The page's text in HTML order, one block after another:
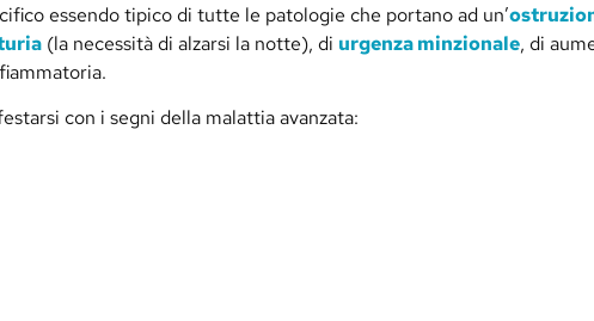
essendo tipico di tutte le patologie che portano ad un’
(la necessità di alzarsi la notte), di urgenza minzionale, di
con i segni della malattia avanzata: